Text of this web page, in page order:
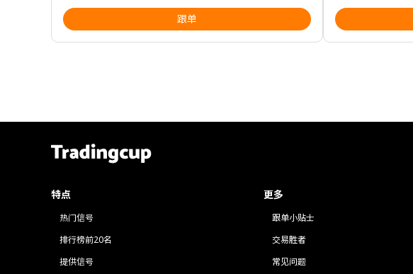
跟单
特点
热门信号
排行榜前20名
提供信号
更多
跟单小贴士
交易胜者
常见问题